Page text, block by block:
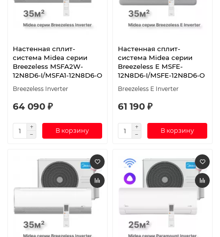
Настенная сплит-
система Midea серии
Breezeless MSFA2W-
12N8D6-I/MSFA1-12N8D6-O
Breezeless Inverter
64 090 ₽
В корзину
Настенная сплит-
система Midea серии
Breezeless E MSFE-
12N8D6-I/MSFE-12N8D6-O
Breezeless E Inverter
61 190 ₽
В корзину